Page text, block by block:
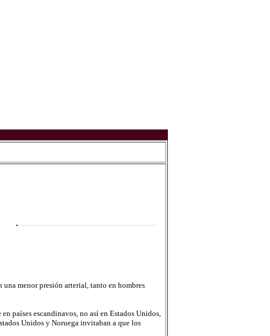
menor presión arterial, tanto en hombres
países escandinavos, no así en Estados Unidos,
Unidos y Noruega invitaban a que los